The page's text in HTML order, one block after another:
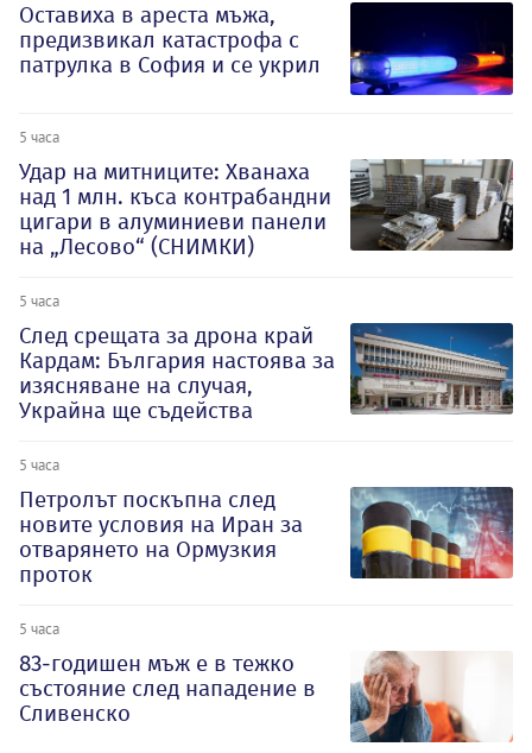
Оставиха в ареста мъжа,
предизвикал катастрофа с
патрулка в София и се укрил
5 часа
Удар на митниците: Хванаха
над 1 млн. къса контрабандни
цигари в алуминиеви панели
на „Лесово“ (СНИМКИ)
5 часа
След срещата за дрона край
Кардам: България настоява за
изясняване на случая,
Украйна ще съдейства
5 часа
Петролът поскъпна след
новите условия на Иран за
отварянето на Ормузкия
проток
5 часа
83-годишен мъж е в тежко
състояние след нападение в
Сливенско